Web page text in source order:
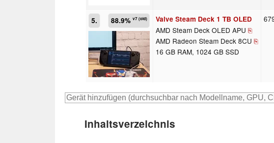
5. 88.9% v7 (old) Valve Steam Deck 1 TB OLED
AMD Steam Deck OLED APU ⎘
AMD Radeon Steam Deck 8CU ⎘
16 GB RAM, 1024 GB SSD
Inhaltsverzeichnis